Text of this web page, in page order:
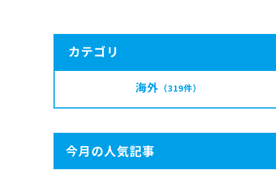
カテゴリ
海外 （319件）
今月の人気記事